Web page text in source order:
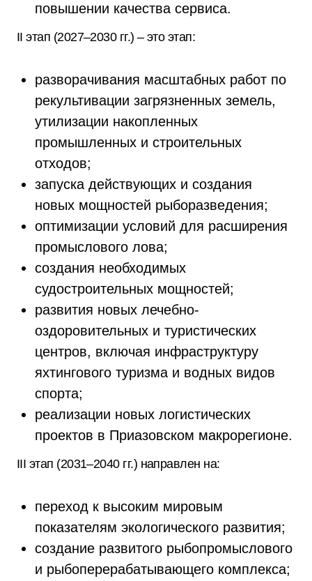
повышении качества сервиса.
II этап (2027–2030 гг.) – это этап:
разворачивания масштабных работ по
рекультивации загрязненных земель,
утилизации накопленных
промышленных и строительных
отходов;
запуска действующих и создания
новых мощностей рыборазведения;
оптимизации условий для расширения
промыслового лова;
создания необходимых
судостроительных мощностей;
развития новых лечебно-
оздоровительных и туристических
центров, включая инфраструктуру
яхтингового туризма и водных видов
спорта;
реализации новых логистических
проектов в Приазовском макрорегионе.
III этап (2031–2040 гг.) направлен на:
переход к высоким мировым
показателям экологического развития;
создание развитого рыбопромыслового
и рыбоперерабатывающего комплекса;